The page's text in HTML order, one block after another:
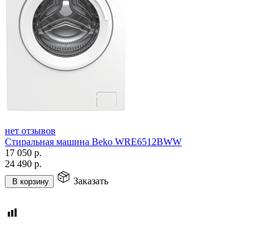
нет отзывов
Стиральная машина Beko WRE6512BWW
17 050 р.
24 490 р.
В корзину Заказать